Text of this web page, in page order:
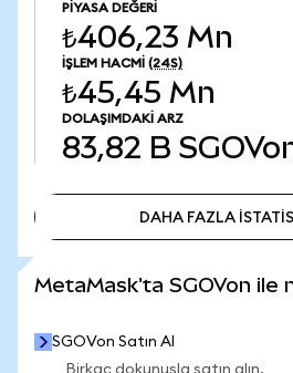
PIYASA DEĞERI
₺406,23 Mn
İŞLEM HACMI (24S)
₺45,45 Mn
DOLAŞIMDAKI ARZ
83,82 B
DAHA FAZLA
MetaMask'ta SGOVon ile
SGOVon Satın Al
Birkaç dokunuşla satın alın.